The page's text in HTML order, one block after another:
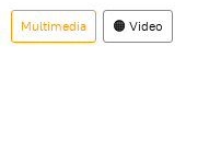
Multimedia 🟠 Video